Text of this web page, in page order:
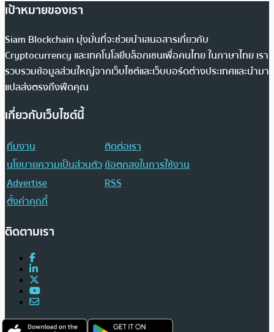
เป้าหมายของเรา
Siam Blockchain มุ่งมั่นที่จะช่วยนำเสนอสารเกี่ยวกับ
Cryptocurrency และเทคโนโลยีบล็อกเชนเพื่อคนไทย ในภาษาไทย เรา
รวบรวมข้อมูลส่วนใหญ่จากเว็บไซต์และเว็บบอร์ดต่างประเทศและนำมา
แปลส่งตรงถึงฟีดคุณ
เกี่ยวกับเว็บไซต์นี้
ทีมงาน
ติดต่อเรา
นโยบายความเป็นส่วนตัวข้อตกลงในการใช้งาน
Advertise
RSS
ตั้งค่าคุกกี้
ติดตามเรา